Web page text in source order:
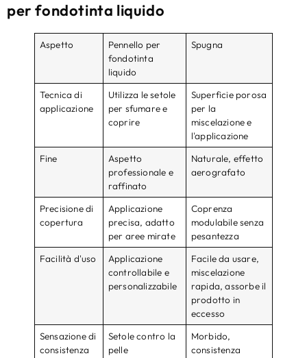
per fondotinta liquido
Aspetto
Pennello per
fondotinta
liquido
Spugna
Tecnica di
applicazione
Utilizza le setole
per sfumare e
coprire
Superficie porosa
per la
miscelazione e
l'applicazione
Fine
Aspetto
professionale e
raffinato
Naturale, effetto
aerografato
Precisione di
copertura
Applicazione
precisa, adatto
per aree mirate
Coprenza
modulabile senza
pesantezza
Facilità d'uso
Applicazione
controllabile e
personalizzabile
Facile da usare,
miscelazione
rapida, assorbe il
prodotto in
eccesso
Sensazione di
consistenza
Setole contro la
pelle
Morbido,
consistenza